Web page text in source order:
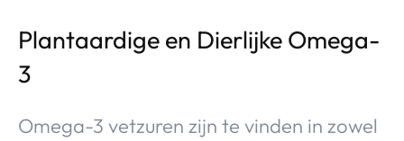
Plantaardige en Dierlijke Omega-
3
Omega-3 vetzuren zijn te vinden in zowel